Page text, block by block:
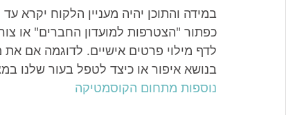
במידה והתוכן יהיה מעניין הלקוח
כפתור "הצטרפות למועדון החברים" או
לדף מילוי פרטים אישיים. לדוגמה אם
בנושא איפור או כיצד לטפל בעור שלנו
נוספות מתחום הקוסמטיקה